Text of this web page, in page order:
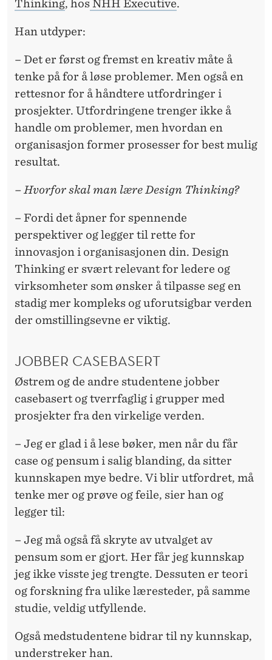
Thinking, hosNHH Executive.
Han utdyper:
– Det er først og fremst en kreativ måte å
tenke på for å løse problemer. Men også en
rettesnor for å håndtere utfordringer i
prosjekter. Utfordringene trenger ikke å
handle om problemer, men hvordan en
organisasjon former prosesser for best mulig
resultat.
– Hvorfor skal man lære Design Thinking?
– Fordi det åpner for spennende
perspektiver og legger til rette for
innovasjon i organisasjonen din. Design
Thinking er svært relevant for ledere og
virksomheter som ønsker å tilpasse seg en
stadig mer kompleks og uforutsigbar verden
der omstillingsevne er viktig.
JOBBER CASEBASERT
Østrem og de andre studentene jobber
casebasert og tverrfaglig i grupper med
prosjekter fra den virkelige verden.
– Jeg er glad i å lese bøker, men når du får
case og pensum i salig blanding, da sitter
kunnskapen mye bedre. Vi blir utfordret, må
tenke mer og prøve og feile, sier han og
legger til:
– Jeg må også få skryte av utvalget av
pensum som er gjort. Her får jeg kunnskap
jeg ikke visste jeg trengte. Dessuten er teori
og forskning fra ulike læresteder, på samme
studie, veldig utfyllende.
Også medstudentene bidrar til ny kunnskap,
understreker han.